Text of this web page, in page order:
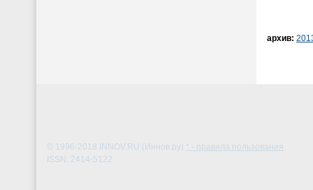
архив:
© 1996-2018 INNOV.RU (Иннов.ру) * - правила пользования
ISSN: 2414-5122